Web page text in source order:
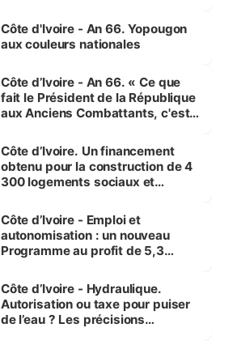
l'Etat de droit pour préserver les
vies humaines »
Côte d'Ivoire - An 66. Yopougon
aux couleurs nationales
Côte d’Ivoire - An 66. « Ce que
fait le Président de la République
aux Anciens Combattants, c'est
Côte d’Ivoire. Un financement
obtenu pour la construction de 4
300 logements sociaux et
et Yamoussoukro
Côte d’Ivoire - Emploi et
autonomisation : un nouveau
Programme au profit de 5,3
Côte d’Ivoire - Hydraulique.
Autorisation ou taxe pour puiser
de l’eau ? Les précisions